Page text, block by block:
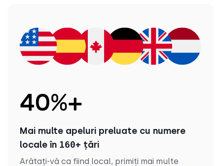
40%+
Mai multe apeluri preluate cu numere
locale în 160+ țări
Arătați-vă ca fiind local, primiți mai multe